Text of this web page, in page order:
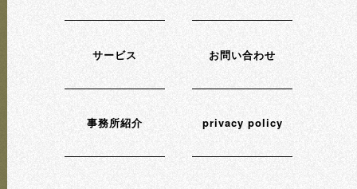
サービス
事務所紹介
お問い合わせ
privacy policy